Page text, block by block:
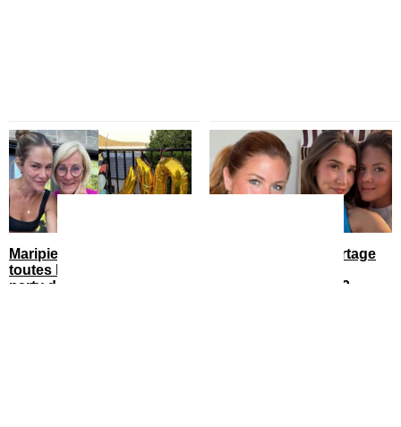
Maripier Morin publie
toutes les images de son
party de fête de 40 ans
Sophie Grégoire partage
vacances avec ses 3